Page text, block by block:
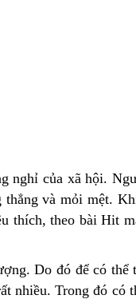
của xã hội.
và mỏi mệt.
thích, theo bài Hit
Do đó để có
nhiều. Trong đó có